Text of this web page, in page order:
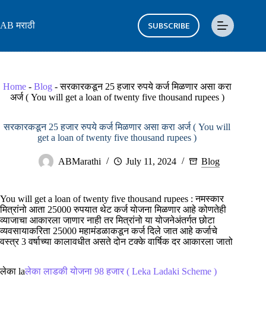
content
AB मराठी SUBSCRIBE
Home- Blog-सरकारकडून 25 हजार रुपये कर्ज मिळणार असा करा
अर्ज ( You will get a loan of twenty five thousand rupees )
सरकारकडून 25 हजार रुपये कर्ज मिळणार असा करा अर्ज ( You will
get a loan of twenty five thousand rupees )
ABMarathi July 11, 2024 Blog
You will get a loan of twenty five thousand rupees : नमस्कार
मित्रांनो आता 25000 रुपयात थेट कर्ज योजना मिळणार आहे कोणतेही
व्याजाचा आकारला जाणार नाही तर मित्रांनो या योजनेअंतर्गत छोटा
व्यवसायाकरिता 25000 महामंडळाकडून कर्ज दिले जात आहे कर्जाचे
वस्त्र 3 वर्षाच्या कालावधीत असते दोन टक्के वार्षिक दर आकारला जातो
लेका laलेका लाडकी योजना 98 हजार ( Leka Ladaki Scheme )